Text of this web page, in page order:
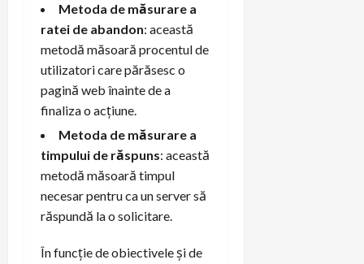
Metoda de măsurare a
ratei de abandon: această
metodă măsoară procentul de
utilizatori care părăsesc o
pagină web înainte de a
finaliza o acțiune.
Metoda de măsurare a
timpului de răspuns: această
metodă măsoară timpul
necesar pentru ca un server să
răspundă la o solicitare.
În funcție de obiectivele și de